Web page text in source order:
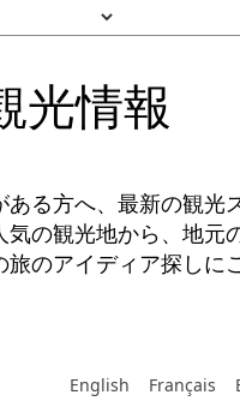
光情報
ある方へ、最新の観光
気の観光地から、地
旅のアイディア探しに
English Français